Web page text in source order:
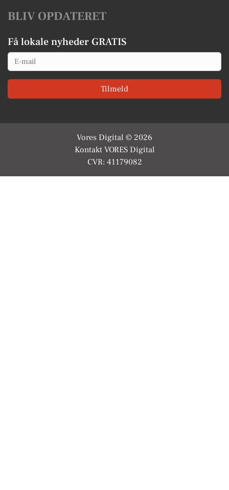
BLIV OPDATERET
Få lokale nyheder GRATIS
Email
Tilmeld
Vores Digital © 2026
Kontakt VORES Digital
CVR: 41179082